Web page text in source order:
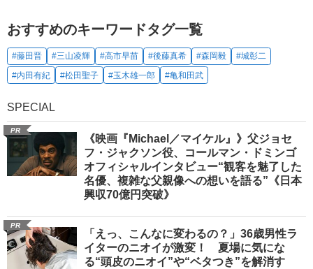
おすすめのキーワードタグ一覧
#藤田晋 #三山凌輝 #高市早苗 #後藤真希 #森岡毅
#城彰二
#内田有紀
#松田聖子 #玉木雄一郎 #亀和田武
SPECIAL
PR
《映画『Michael／マイケル』》父ジョセ
フ・ジャクソン役、コールマン・ドミンゴ
オフィシャルインタビュー“観客を魅了した
名優、複雑な父親像への想いを語る”《日本
興収70億円突破》
PR
「えっ、こんなに変わるの？」36歳男性ラ
イターのニオイが激変！ 夏場に気にな
る“頭皮のニオイ”や“ベタつき”を解消す